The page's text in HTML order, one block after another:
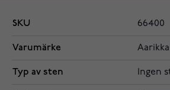
SKU 66400
Varumärke Aarikka
Typ av sten Ingen